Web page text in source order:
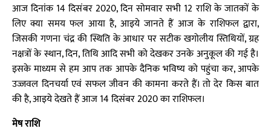
आज दिनांक 14 दिसंबर 2020, दिन सोमवार सभी 12 राशि के जातकों के
लिए क्या समय फल आया है, आइये जानते हैं आज के राशिफल द्वारा,
जिसकी गणना चंद्र की स्थिति के आधार पर सटीक खगोलीय स्तिथियों, ग्रह
नक्षत्रों के स्थान, दिन, तिथि आदि सभी को देखकर उनके अनुकूल की गई है।
इसके माध्यम से हम आप तक आपके दैनिक भविष्य को पहुंचा कर, आपके
उज्जवल दिनचर्या एवं सफल जीवन की कामना करते हैं। तो देर किस बात
की है, आइये देखते हैं आज 14 दिसंबर 2020 का राशिफल।
मेष राशि